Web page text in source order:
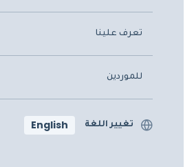
تعرف علينا
للموردين
تغيير اللغة English